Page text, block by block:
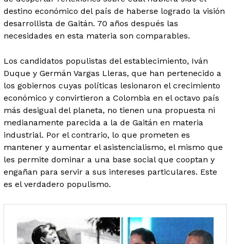
destino económico del país de haberse logrado la visión
desarrollista de Gaitán. 70 años después las
necesidades en esta materia son comparables.
Los candidatos populistas del establecimiento, Iván
Duque y Germán Vargas Lleras, que han pertenecido a
los gobiernos cuyas políticas lesionaron el crecimiento
económico y convirtieron a Colombia en el octavo país
más desigual del planeta, no tienen una propuesta ni
medianamente parecida a la de Gaitán en materia
industrial. Por el contrario, lo que prometen es
mantener y aumentar el asistencialismo, el mismo que
les permite dominar a una base social que cooptan y
engañan para servir a sus intereses particulares. Este
es el verdadero populismo.